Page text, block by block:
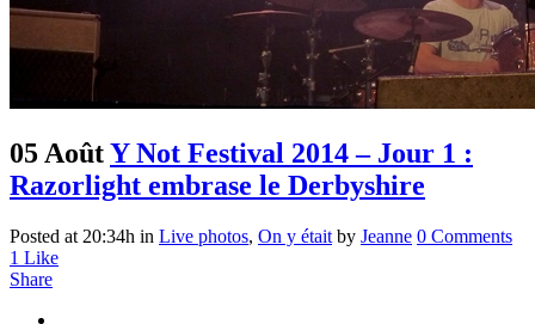
05 AoûtY Not Festival 2014 – Jour 1 :
Razorlight embrase le Derbyshire
Posted at 20:34h in Live photos, On y était by Jeanne 0 Comments
1 Like
Share